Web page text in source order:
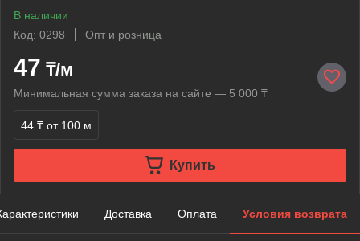
В наличии
Код: 0298
Опт и розница
47 ₸/м
Минимальная сумма заказа на сайте — 5 000 ₸
44 ₸ от 100 м
Купить
Доставка Оплата Условия возврата